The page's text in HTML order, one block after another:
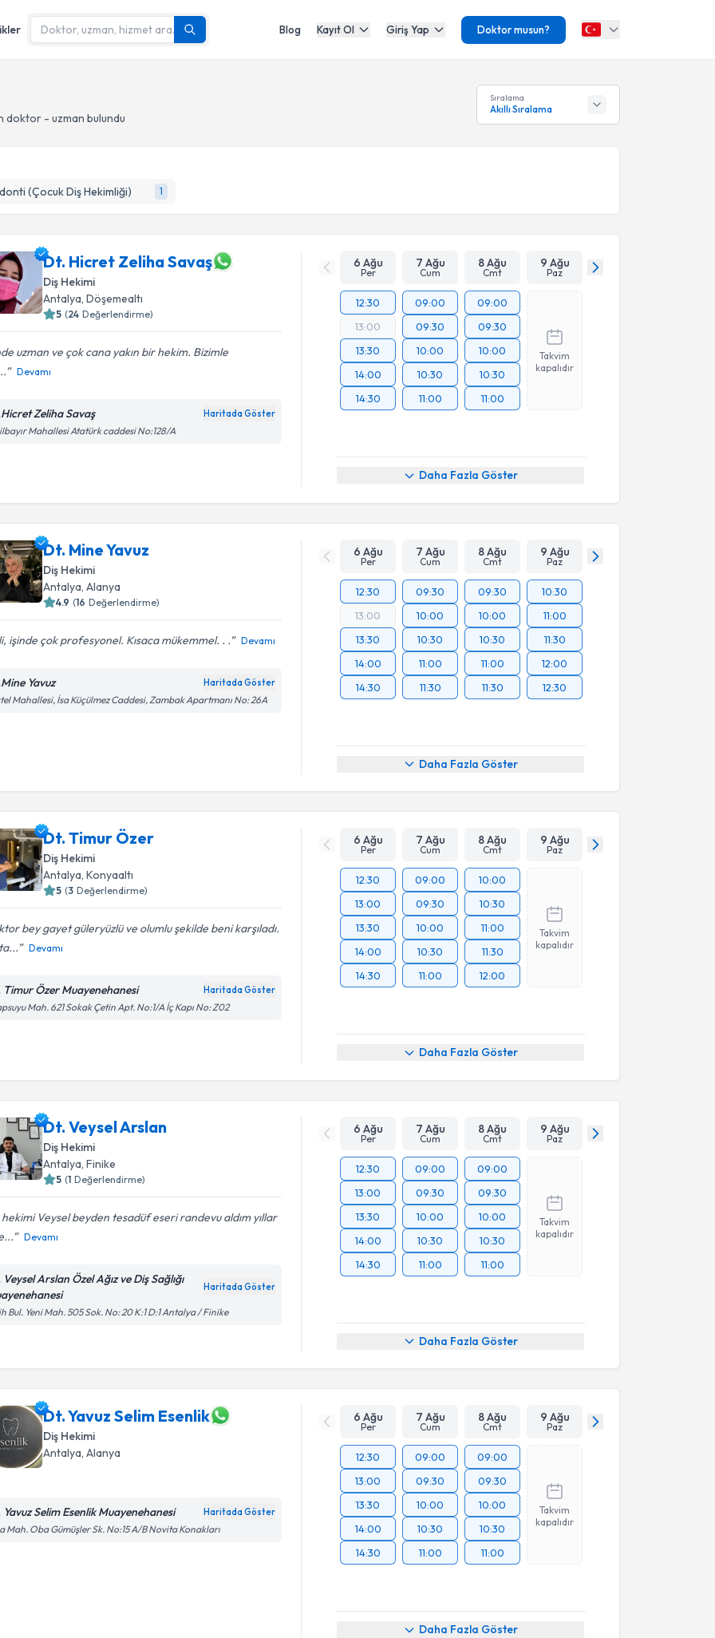
Blog Kayıt Ol Giriş Yap Doktor musun?
doktor - uzman bulundu
Sıralama
Akıllı Sıralama
(Çocuk Diş Hekimliği) 1
Dt. Hicret Zeliha Savaş
Diş Hekimi
Antalya, Döşemealtı
5 (24 Değerlendirme)
uzman ve çok cana yakın bir hekim. Bizimle
Devamı
Zeliha Savaş Haritada Göster
Mahallesi Atatürk caddesi No:128/A
6 Ağu
Per
7 Ağu
Cum
8 Ağu
Cmt
9 Ağu
Paz
12:30
13:00
13:30
14:00
14:30
09:00
09:30
10:00
10:30
11:00
09:00
09:30
10:00
10:30
11:00
Takvim
kapalıdır
Daha Fazla Göster
Dt. Mine Yavuz
Diş Hekimi
Antalya , Alanya
4.9 (16 Değerlendirme)
işinde çok profesyonel. Kısaca mükemmel. . . Devamı
Yavuz Haritada Göster
Mahallesi, İsa Küçülmez Caddesi, Zambak Apartmanı No: 26A
6 Ağu
Per
7 Ağu
Cum
8 Ağu
Cmt
9 Ağu
Paz
12:30
13:00
13:30
14:00
14:30
09:30
10:00
10:30
11:00
11:30
09:30
10:00
10:30
11:00
11:30
10:30
11:00
11:30
12:00
12:30
Daha Fazla Göster
Dt. Timur Özer
Diş Hekimi
Antalya, Konyaaltı
5 (3 Değerlendirme)
bey gayet güleryüzlü ve olumlu şekilde beni karşıladı.
Devamı
Timur Özer Muayenehanesi Haritada Göster
Mah. 621 Sokak Çetin Apt. No:1/A İç Kapı No: Z02
6 Ağu
Per
7 Ağu
Cum
8 Ağu
Cmt
9 Ağu
Paz
12:30
13:00
13:30
14:00
14:30
09:00
09:30
10:00
10:30
11:00
10:00
10:30
11:00
11:30
12:00
Takvim
kapalıdır
Daha Fazla Göster
Dt. Veysel Arslan
Diş Hekimi
Antalya , Finike
5 (1 Değerlendirme)
hekimi Veysel beyden tesadüf eseri randevu aldım yıllar
Devamı
Arslan Özel Ağız ve Diş Sağlığı
Haritada Göster
Bul. Yeni Mah. 505 Sok. No: 20 K:1 D:1 Antalya / Finike
6 Ağu
Per
7 Ağu
Cum
8 Ağu
Cmt
9 Ağu
Paz
12:30
13:00
13:30
14:00
14:30
09:00
09:30
10:00
10:30
11:00
09:00
09:30
10:00
10:30
11:00
Takvim
kapalıdır
Daha Fazla Göster
Dt. Yavuz Selim Esenlik
Diş Hekimi
Antalya, Alanya
Yavuz Selim Esenlik Muayenehanesi Haritada Göster
Mah. Oba Gümüşler Sk. No:15 A/B Novita Konakları
6 Ağu
Per
7 Ağu
Cum
8 Ağu
Cmt
9 Ağu
Paz
12:30
13:00
13:30
14:00
14:30
09:00
09:30
10:00
10:30
11:00
09:00
09:30
10:00
10:30
11:00
Takvim
kapalıdır
Daha Fazla Göster